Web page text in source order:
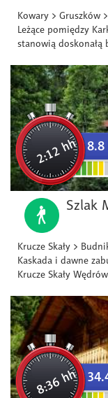
Kowary > Gruszków
Leżące pomiędzy
stanowią doskonałą
2:12 hh 8.8
Szlak
Krucze Skały >
Kaskada i dawne
Krucze Skały
8:36 hh